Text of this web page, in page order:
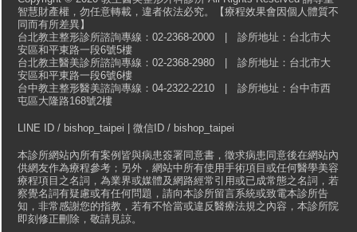
智慧財產權，勿任意轉載，違者依法必究。【療程效果會因個人體質不
同而有所差異】
台北教主整形診所諮詢專線：02-2368-2000 | 診所地址：台北市大
安區和平東路一段6號5樓
台北教主醫美診所諮詢專線：02-2368-2980 | 診所地址：台北市大
安區和平東路一段6號6樓
台中教主整形醫美諮詢專線：04-2322-2210 | 診所地址：台中市西
屯區大隆路168號2樓
LINE ID / bishop_taipei | 微信ID / bishop_taipei
本診所網站內所有案例皆與病患簽署同意書，徵求病患同意後在網站內
供網友作為療程參考；另外，網站中所有使用手術項目或任何醫學美容
療程項目之名詞，為業界或媒體及網路經常引用或已成常態之名詞，若
察覺名詞有疑慮或有任何問題，請向本診所留言系統或致電本診所告
知，非常感謝您的指教，若有不恰當或違反醫療法規之內容，本診所院
即刻修正刪除，敬請見諒。